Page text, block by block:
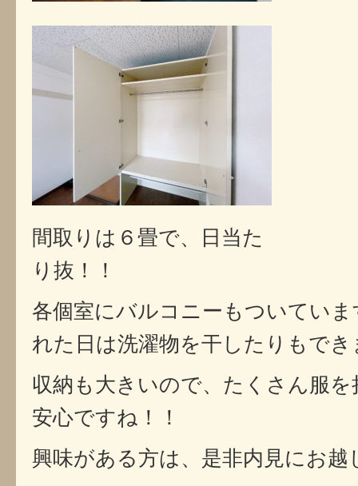
間取りは６畳で、日当た
り抜！！
各個室にバルコニーもついてい
れた日は洗濯物を干したりもでき
収納も大きいので、たくさん服
安心ですね！！
興味がある方は、是非内見にお越